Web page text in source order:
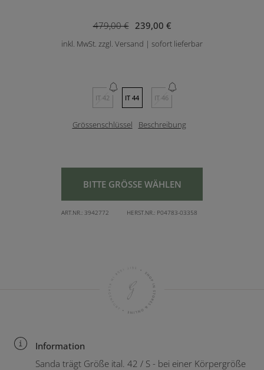
239,00 €
479,00 €
inkl. MwSt. zzgl. Versand | sofort lieferbar
IT 42 IT 44 IT 46
Grössenschlüssel Beschreibung
BITTE GRÖSSE WÄHLEN
ART.NR.: 3942772 HERST.NR.: P04783-03358
Information
Sanda trägt Größe ital. 42 / S - bei einer Körpergröße